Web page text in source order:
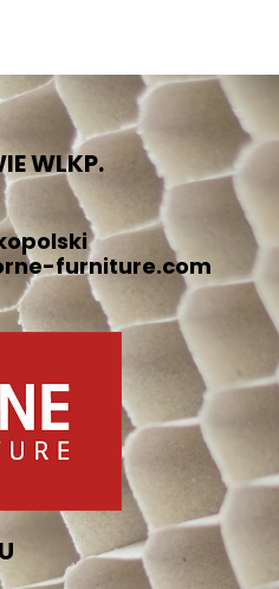
WLKP.
furniture.com